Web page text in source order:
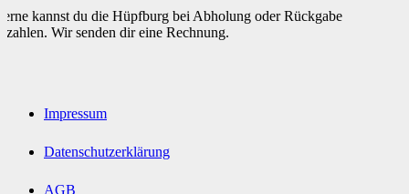
kannst du die Hüpfburg bei Abholung oder Rückgabe
Wir senden dir eine Rechnung.
Impressum
Datenschutzerklärung
AGB